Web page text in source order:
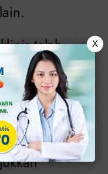
telah
herpes
ada
mencegah
X